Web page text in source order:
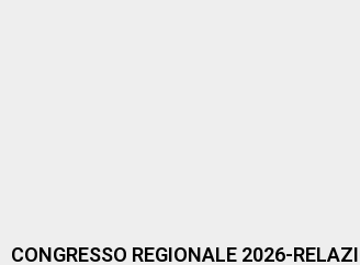
CONGRESSO REGIONALE 2026-